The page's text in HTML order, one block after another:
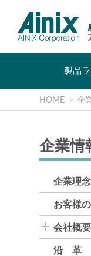
製品
HOME 企
企業情
企業理念
お客様
会社概要
沿 革